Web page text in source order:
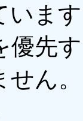
いま
先
ん。